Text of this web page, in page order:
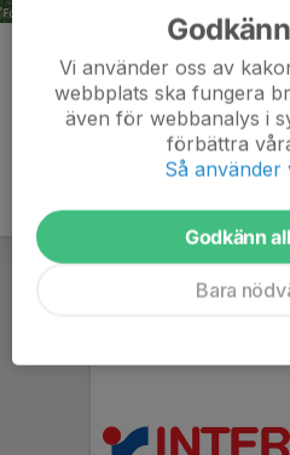
Kommentarer
Vi använder oss av
webbplats ska fungera
även för webbanalys i
förbättra
Så använder
Godkänn
Bara